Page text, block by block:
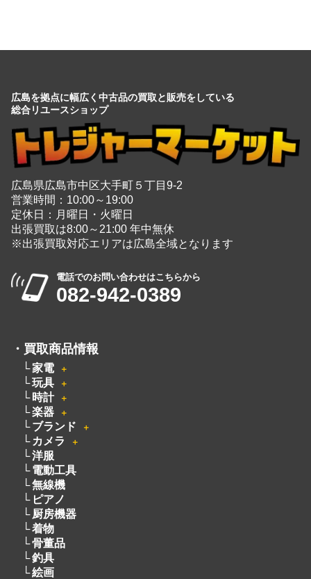
広島を拠点に幅広く中古品の買取と販売をしている
総合リユースショップ
広島県広島市中区大手町５丁目9-2
営業時間：10:00～19:00
定休日：月曜日・火曜日
出張買取は8:00～21:00 年中無休
※出張買取対応エリアは広島全域となります
電話でのお問い合わせはこちらから
082-942-0389
・ 買取商品情報
家電 ＋
玩具 ＋
時計 ＋
楽器 ＋
ブランド ＋
カメラ ＋
洋服
電動工具
無線機
ピアノ
厨房機器
着物
骨董品
釣具
絵画